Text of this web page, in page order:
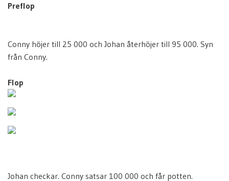
Preflop
Conny höjer till 25 000 och Johan återhöjer till 95 000. Syn
från Conny.
Flop
Johan checkar. Conny satsar 100 000 och får potten.